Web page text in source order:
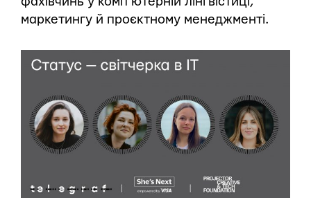
маркетингу й проєктному менеджменті.